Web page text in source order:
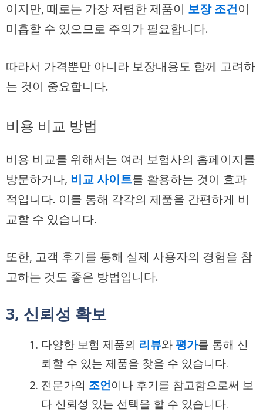
이지만, 때로는 가장 저렴한 제품이 보장 조건이
미흡할 수 있으므로 주의가 필요합니다.
따라서 가격뿐만 아니라 보장내용도 함께 고려하
는 것이 중요합니다.
비용 비교 방법
비용 비교를 위해서는 여러 보험사의 홈페이지를
방문하거나, 비교 사이트를 활용하는 것이 효과
적입니다. 이를 통해 각각의 제품을 간편하게 비
교할 수 있습니다.
또한, 고객 후기를 통해 실제 사용자의 경험을 참
고하는 것도 좋은 방법입니다.
3, 신뢰성 확보
다양한 보험 제품의 리뷰와 평가를 통해 신
뢰할 수 있는 제품을 찾을 수 있습니다.
전문가의 조언이나 후기를 참고함으로써 보
다 신뢰성 있는 선택을 할 수 있습니다.